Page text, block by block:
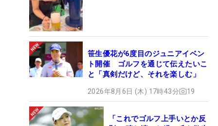
笹生優花が6度目のジュニアイベン
ト開催 ゴルフを通じて伝えたいこ
と「真剣だけど、それを楽しむ」
2026年8月6日 (木) 17時43分 19
「これでゴルフ上手いとか反